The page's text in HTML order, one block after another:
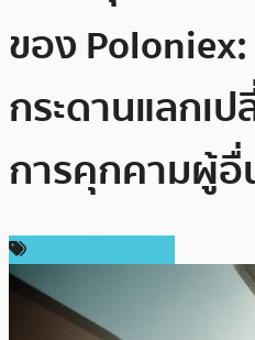
ของ
กระดานแลกเ
การคุกคามผู้อื่